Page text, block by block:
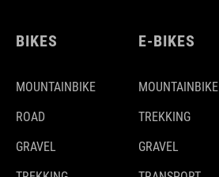
BIKES
MOUNTAINBIKE
ROAD
GRAVEL
E-BIKES
MOUNTAINBIKE
TREKKING
GRAVEL